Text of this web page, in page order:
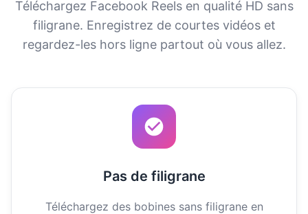
Téléchargez Facebook Reels en qualité HD sans
filigrane. Enregistrez de courtes vidéos et
regardez-les hors ligne partout où vous allez.
Pas de filigrane
Téléchargez des bobines sans filigrane en